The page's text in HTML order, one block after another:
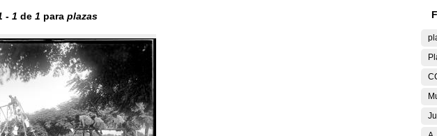
- 1 de 1 para plazas